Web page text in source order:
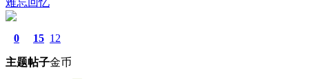
0
主题
15
帖子
12
金币